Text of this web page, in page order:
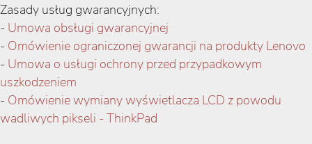
Zasady usług gwarancyjnych:
- Umowa obsługi gwarancyjnej
- Omówienie ograniczonej gwarancji na produkty Lenovo
- Umowa o usługi ochrony przed przypadkowym
uszkodzeniem
- Omówienie wymiany wyświetlacza LCD z powodu
wadliwych pikseli - ThinkPad